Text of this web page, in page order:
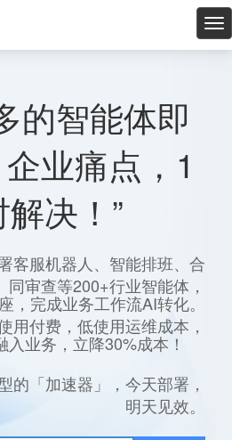
星
的智能体即
业痛点，1
决！”
客服机器人、智能排班、合
同审查等200+行业智能体，
，完成业务工作流AI转化。
用付费，低使用运维成本，
业务，立降30%成本！
「加速器」，今天部署，
明天见效。